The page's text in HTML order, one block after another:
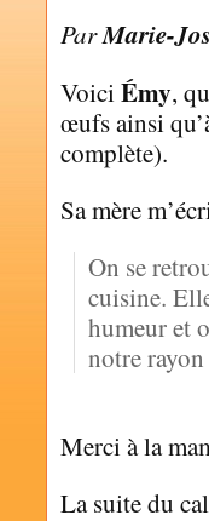
ParMarie-
VoiciÉmy,
œufs ainsi
complète).
Sa mère
On se
cuisine.
humeur et
notre
Merci à la
La suite du